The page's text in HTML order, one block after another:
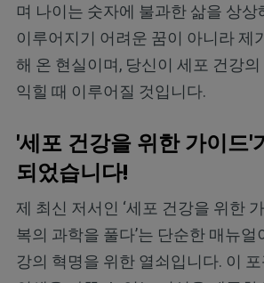
며 나이는 숫자에 불과한 삶을 상상
이루어지기 어려운 꿈이 아니라 제
해 온 현실이며, 당신이 세포 건강
익힐 때 이루어질 것입니다.
'세포 건강을 위한 가이드'
되었습니다!
제 최신 저서인 ‘세포 건강을 위한
복의 과학을 풀다’는 단순한 매뉴얼
강의 혁명을 위한 열쇠입니다. 이